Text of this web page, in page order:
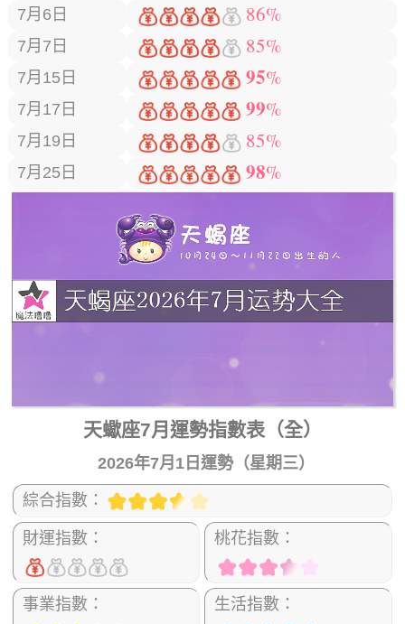
7月6日
86%
7月7日 85%
7月15日 95%
7月17日 99%
7月19日 85%
7月25日 98%
天蠍座7月運勢指數表（全）
2026年7月1日運勢（星期三）
綜合指數：
財運指數： 桃花指數：
事業指數： 生活指數：